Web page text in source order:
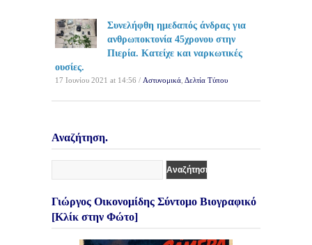
Συνελήφθη ημεδαπός άνδρας για
ανθρωποκτονία 45χρονου στην
Πιερία. Κατείχε και ναρκωτικές
ουσίες.
17 Ιουνίου 2021 at 14:56 / Αστυνομικά Δελτία Τύπου
Αναζήτηση.
Γιώργος Οικονομίδης Σύντομο Βιογραφικό
[Κλίκ στην Φώτο]